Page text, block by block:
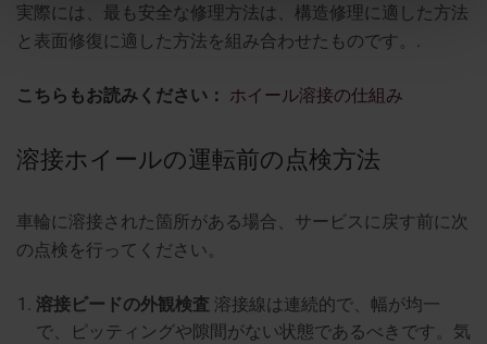
実際には、最も安全な修理方法は、構造修理に適した方法
と表面修復に適した方法を組み合わせたものです。.
こちらもお読みください： ホイール溶接の仕組み
溶接ホイールの運転前の点検方法
車輪に溶接された箇所がある場合、サービスに戻す前に次
の点検を行ってください。
溶接ビードの外観検査 溶接線は連続的で、幅が均一
で、ピッティングや隙間がない状態であるべきです。気